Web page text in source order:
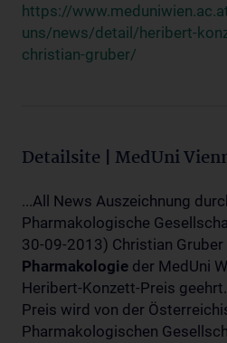
https://
uns/news/detail/heribert-
christian-gruber/
Detailsite | MedUni
...All News Auszeichnung
Pharmakologische
30-09-2013) Christian
Pharmakologie der MedUni
Heribert-Konzett-Preis
Preis wird von der
Pharmakologischen